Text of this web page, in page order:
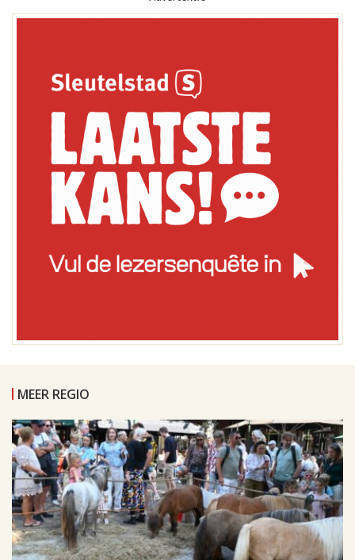
MEER REGIO